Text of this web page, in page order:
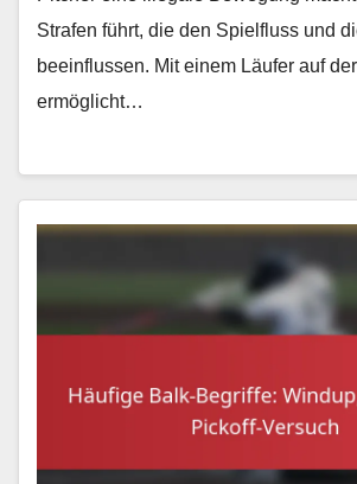
Strafen führt, die den Spielfluss und
beeinflussen. Mit einem Läufer auf
ermöglicht…